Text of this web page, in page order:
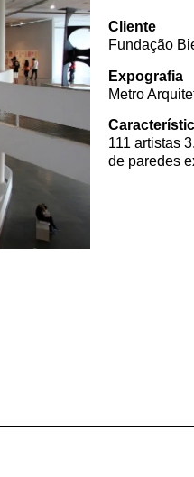
Cliente
Fundação
Expografia
Metro
111 artistas
de paredes